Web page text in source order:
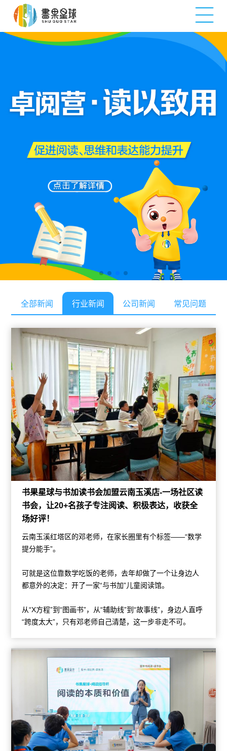
全部新闻 行业新闻 公司新闻 常见问题
书果星球与书加读书会加盟云南玉溪店-一场社区读
书会，让20+名孩子专注阅读、积极表达，收获全
场好评！
云南玉溪红塔区的邓老师，在家长圈里有个标签——“数学
提分能手”。
可就是这位靠数学吃饭的老师，去年却做了一个让身边人
都意外的决定：开了一家“与书加”儿童阅读馆。
从“X方程”到“图画书”，从“辅助线”到“故事线”，身边人直呼
“跨度太大”，只有邓老师自己清楚，这一步非走不可。